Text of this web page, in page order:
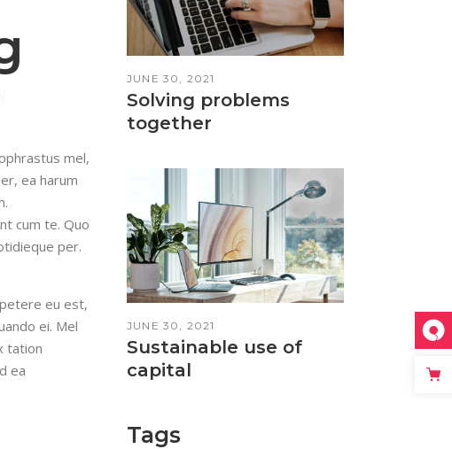
mel,
ea harum
cum te. Quo
per.
eu est,
ei. Mel
tation
ea
JUNE 30, 2021
Solving problems
together
JUNE 30, 2021
Sustainable use of
capital
Tags